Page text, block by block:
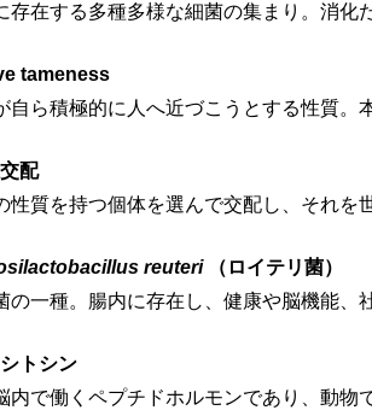
在する多種多様な細菌の集まり。消化
tameness
ら積極的に人へ近づこうとする性質。
配
質を持つ個体を選んで交配し、それを
reuteri（ロイテリ菌）
一種。腸内に存在し、健康や脳機能、
トシン
で働くペプチドホルモンであり、動物